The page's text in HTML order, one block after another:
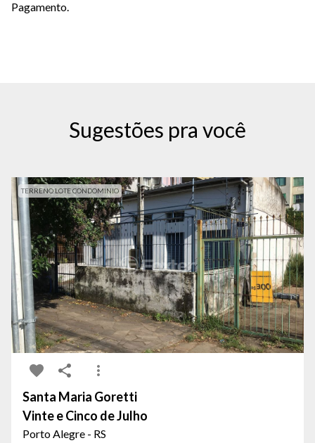
Pagamento.
Sugestões pra você
TERRENO LOTE CONDOMINIO
Santa Maria Goretti
Vinte e Cinco de Julho
Porto Alegre - RS